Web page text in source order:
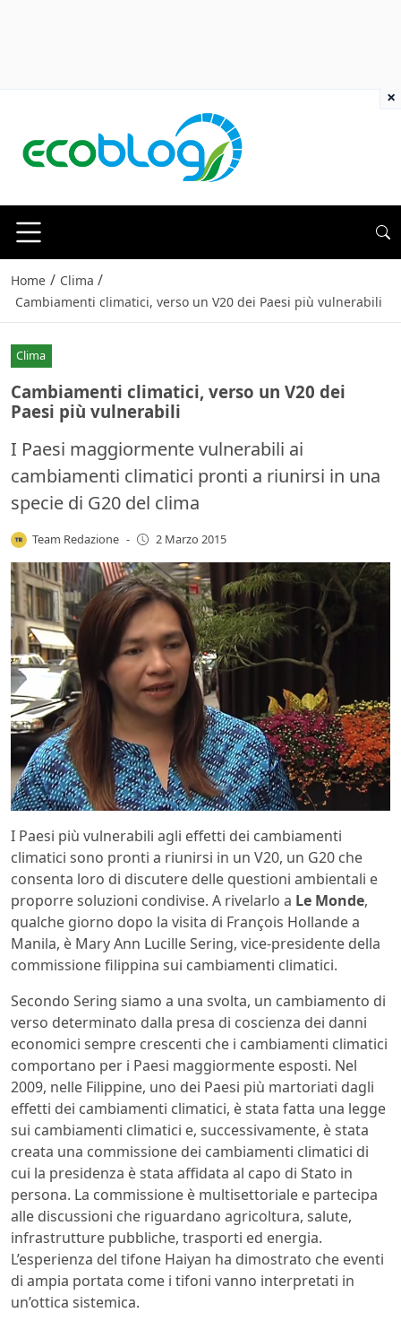
Home / Clima /
Cambiamenti climatici, verso un V20 dei Paesi più vulnerabili
Clima
Cambiamenti climatici, verso un V20 dei
Paesi più vulnerabili
I Paesi maggiormente vulnerabili ai
cambiamenti climatici pronti a riunirsi in una
specie di G20 del clima
Team Redazione - 2 Marzo 2015
I Paesi più vulnerabili agli effetti dei cambiamenti
climatici sono pronti a riunirsi in un V20, un G20 che
consenta loro di discutere delle questioni ambientali e
proporre soluzioni condivise. A rivelarlo a Le Monde,
qualche giorno dopo la visita di François Hollande a
Manila, è Mary Ann Lucille Sering, vice-presidente della
commissione filippina sui cambiamenti climatici.
Secondo Sering siamo a una svolta, un cambiamento di
verso determinato dalla presa di coscienza dei danni
economici sempre crescenti che i cambiamenti climatici
comportano per i Paesi maggiormente esposti. Nel
2009, nelle Filippine, uno dei Paesi più martoriati dagli
effetti dei cambiamenti climatici, è stata fatta una legge
sui cambiamenti climatici e, successivamente, è stata
creata una commissione dei cambiamenti climatici di
cui la presidenza è stata affidata al capo di Stato in
persona. La commissione è multisettoriale e partecipa
alle discussioni che riguardano agricoltura, salute,
infrastrutture pubbliche, trasporti ed energia.
L’esperienza del tifone Haiyan ha dimostrato che eventi
di ampia portata come i tifoni vanno interpretati in
un’ottica sistemica.
×